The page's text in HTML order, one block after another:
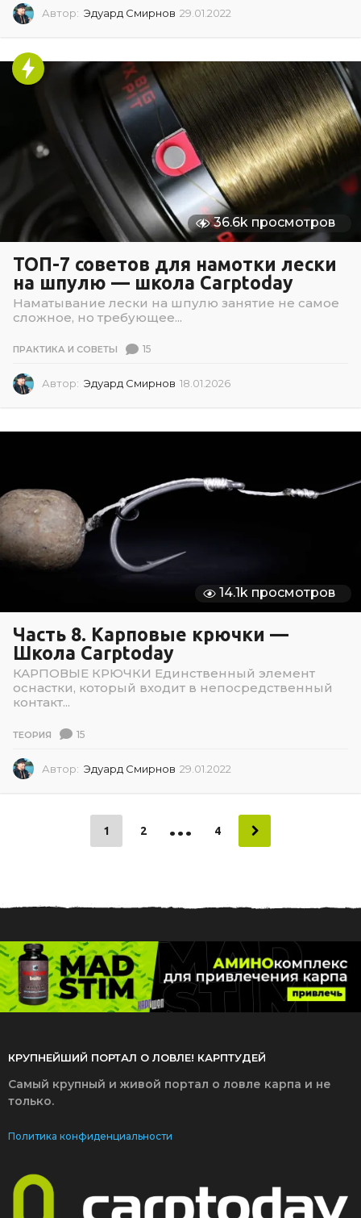
Автор: Эдуард Смирнов 29.01.2022
0
1
.
0
2
2
36.6k просмотров
ТОП-7 советов для намотки лески
на шпулю — школа Carptoday
Наматывание лески на шпулю занятие не самое
сложное, но требующее...
ПРАКТИКА И СОВЕТЫ 15
Автор: Эдуард Смирнов 18.01.2026
0
0
14.1k просмотров
Часть 8. Карповые крючки —
Школа Carptoday
КАРПОВЫЕ КРЮЧКИ Единственный элемент
оснастки, который входит в непосредственный
контакт...
ТЕОРИЯ 15
Автор: Эдуард Смирнов 29.01.2022
2
1 2 … 4
КРУПНЕЙШИЙ ПОРТАЛ О ЛОВЛЕ! КАРПТУДЕЙ
Самый крупный и живой портал о ловле карпа и не
только.
Политика конфиденциальности